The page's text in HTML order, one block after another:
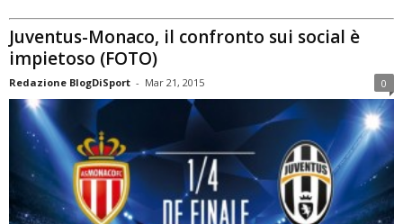
Juventus-Monaco, il confronto sui social è
impietoso (FOTO)
Redazione BlogDiSport - Mar 21, 2015 0